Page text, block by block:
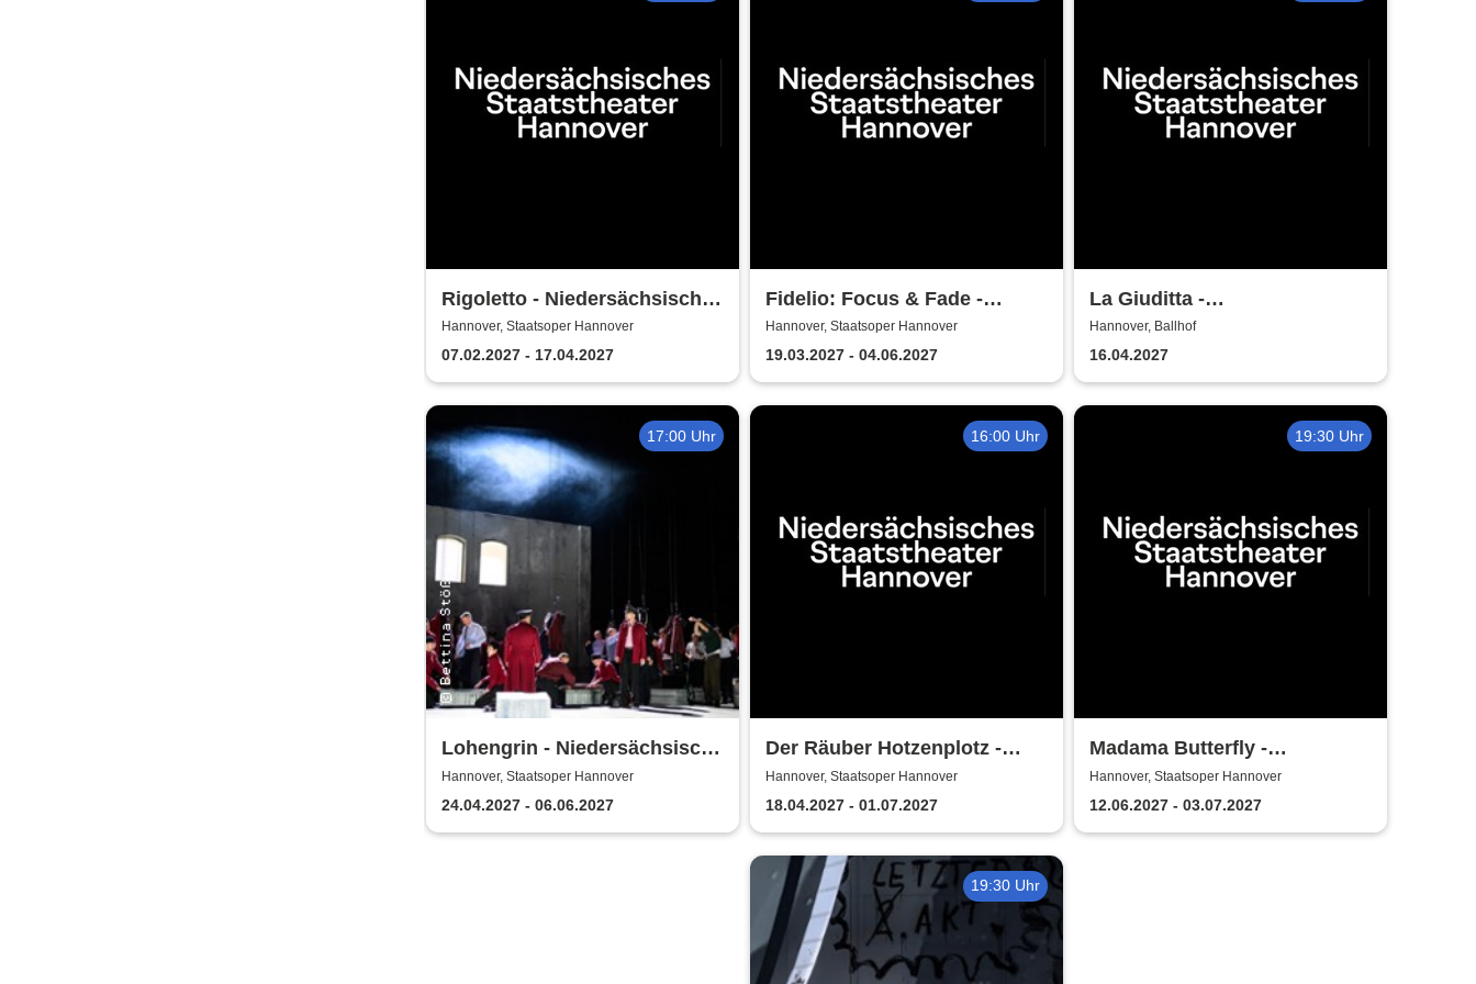
Rigoletto - Niedersächsische
Staatstheater Hannover
Hannover, Staatsoper Hannover
07.02.2027 - 17.04.2027
Fidelio: Focus & Fade -
Niedersächsisches
Staatstheater Hannover
Hannover, Staatsoper Hannover
19.03.2027 - 04.06.2027
La Giuditta -
Niedersächsische
Staatstheater Hannover
Hannover, Ballhof
16.04.2027
17:00 Uhr
Lohengrin - Niedersächsische
Staatstheater Hannover
Hannover, Staatsoper Hannover
24.04.2027 - 06.06.2027
16:00 Uhr
Der Räuber Hotzenplotz -
Niedersächsische
Staatstheater Hannover
Hannover, Staatsoper Hannover
18.04.2027 - 01.07.2027
19:30 Uhr
Madama Butterfly -
Niedersächsische
Staatstheater Hannover
Hannover, Staatsoper Hannover
12.06.2027 - 03.07.2027
19:30 Uhr